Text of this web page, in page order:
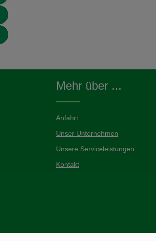
Mehr über ...
Anfahrt
Unser Unternehmen
Unsere Serviceleistungen
Kontakt